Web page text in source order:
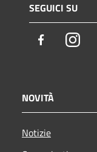
SEGUICI SU
Facebook
NOVITÀ
Notizie